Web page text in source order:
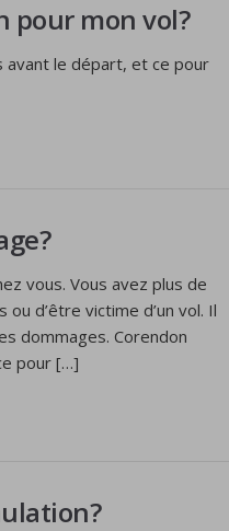
pour mon vol?
avant le départ, et ce pour
vous. Vous avez plus de
d’être victime d’un vol. Il
dommages. Corendon
pour […]